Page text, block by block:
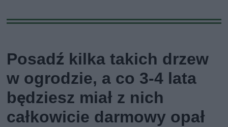
Posadź kilka takich drzew
w ogrodzie, a co 3-4 lata
będziesz miał z nich
całkowicie darmowy opał